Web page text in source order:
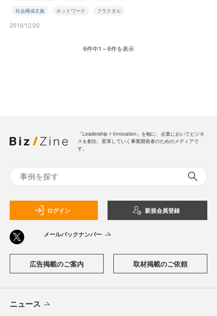
社会構成主義 ネットワーク フラクタル
2016/12/20
6件中1～6件を表示
「Leadership ☓ Innovation」を軸に、企業においてビジネ
スを創出、変革していく事業開発者のためのメディアで
す。
ログイン 新規会員登録
メールバックナンバー
広告掲載のご案内 取材掲載のご依頼
ニュース